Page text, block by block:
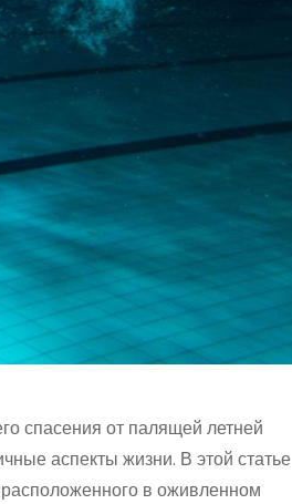
спасения от палящей летней
аспекты жизни. В этой статье
в оживленном